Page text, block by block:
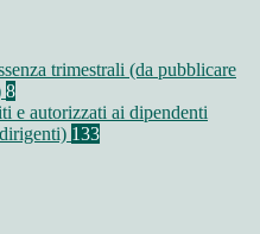
trimestrali (da pubblicare
8
e autorizzati ai dipendenti
133